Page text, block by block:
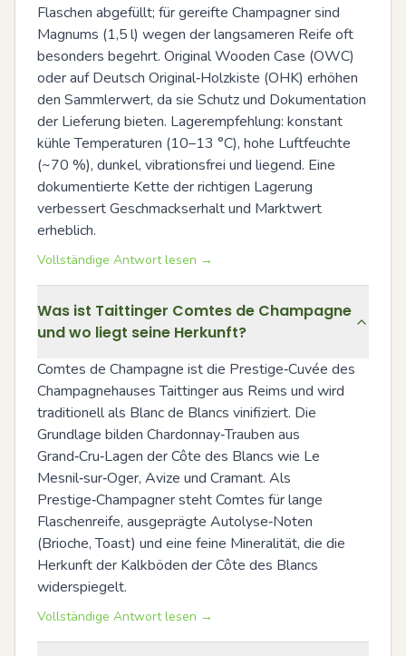
Flaschen abgefüllt; für gereifte Champagner sind
Magnums (1,5 l) wegen der langsameren Reife oft
besonders begehrt. Original Wooden Case (OWC)
oder auf Deutsch Original‑Holzkiste (OHK) erhöhen
den Sammlerwert, da sie Schutz und Dokumentation
der Lieferung bieten. Lagerempfehlung: konstant
kühle Temperaturen (10–13 °C), hohe Luftfeuchte
(~70 %), dunkel, vibrationsfrei und liegend. Eine
dokumentierte Kette der richtigen Lagerung
verbessert Geschmackserhalt und Marktwert
erheblich.
Vollständige Antwort lesen →
Was ist Taittinger Comtes de Champagne
und wo liegt seine Herkunft?
Comtes de Champagne ist die Prestige‑Cuvée des
Champagnehauses Taittinger aus Reims und wird
traditionell als Blanc de Blancs vinifiziert. Die
Grundlage bilden Chardonnay‑Trauben aus
Grand‑Cru‑Lagen der Côte des Blancs wie Le
Mesnil‑sur‑Oger, Avize und Cramant. Als
Prestige‑Champagner steht Comtes für lange
Flaschenreife, ausgeprägte Autolyse‑Noten
(Brioche, Toast) und eine feine Mineralität, die die
Herkunft der Kalkböden der Côte des Blancs
widerspiegelt.
Vollständige Antwort lesen →